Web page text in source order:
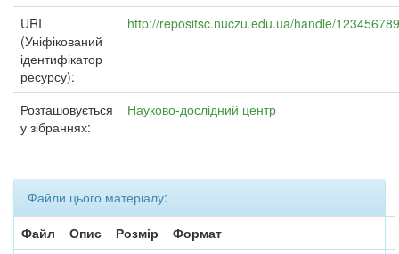
URI
(Уніфікований
ідентифікатор
ресурсу):
http://repositsc.nuczu.edu.ua/handle/
Розташовується
у зібраннях:
Науково-дослідний центр
Файли цього матеріалу:
Файл
Опис Розмір
Формат